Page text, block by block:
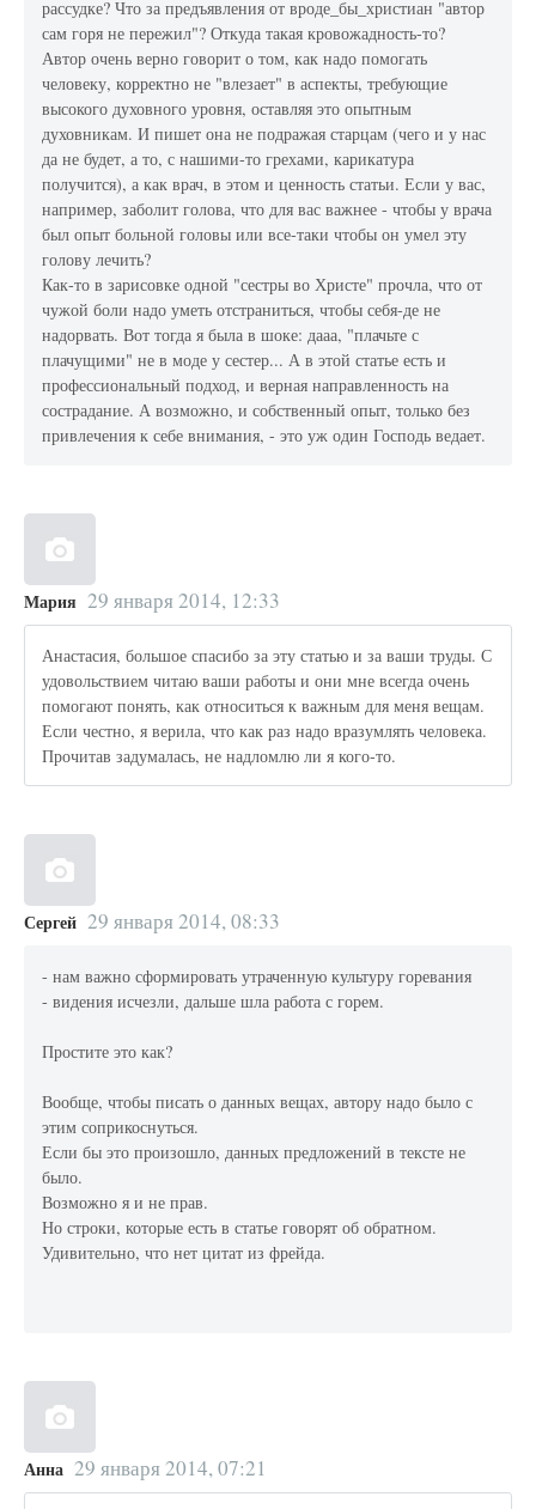
рассудке? Что за предъявления от вроде_бы_христиан "автор
сам горя не пережил"? Откуда такая кровожадность-то?
Автор очень верно говорит о том, как надо помогать
человеку, корректно не "влезает" в аспекты, требующие
высокого духовного уровня, оставляя это опытным
духовникам. И пишет она не подражая старцам (чего и у нас
да не будет, а то, с нашими-то грехами, карикатура
получится), а как врач, в этом и ценность статьи. Если у вас,
например, заболит голова, что для вас важнее - чтобы у врача
был опыт больной головы или все-таки чтобы он умел эту
голову лечить?
Как-то в зарисовке одной "сестры во Христе" прочла, что от
чужой боли надо уметь отстраниться, чтобы себя-де не
надорвать. Вот тогда я была в шоке: дааа, "плачьте с
плачущими" не в моде у сестер... А в этой статье есть и
профессиональный подход, и верная направленность на
сострадание. А возможно, и собственный опыт, только без
привлечения к себе внимания, - это уж один Господь ведает.
Мария 29 января 2014, 12:33
Анастасия, большое спасибо за эту статью и за ваши труды. С
удовольствием читаю ваши работы и они мне всегда очень
помогают понять, как относиться к важным для меня вещам.
Если честно, я верила, что как раз надо вразумлять человека.
Прочитав задумалась, не надломлю ли я кого-то.
Сергей 29 января 2014, 08:33
- нам важно сформировать утраченную культуру горевания
- видения исчезли, дальше шла работа с горем.
Простите это как?
Вообще, чтобы писать о данных вещах, автору надо было с
этим соприкоснуться.
Если бы это произошло, данных предложений в тексте не
было.
Возможно я и не прав.
Но строки, которые есть в статье говорят об обратном.
Удивительно, что нет цитат из фрейда.
Анна 29 января 2014, 07:21